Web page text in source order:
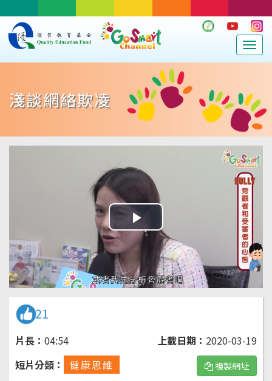
淺談網絡欺凌
Play
Video
21
片長： 04:54 上載日期： 2020-03-19
短片分類：
健康思維 複製網址